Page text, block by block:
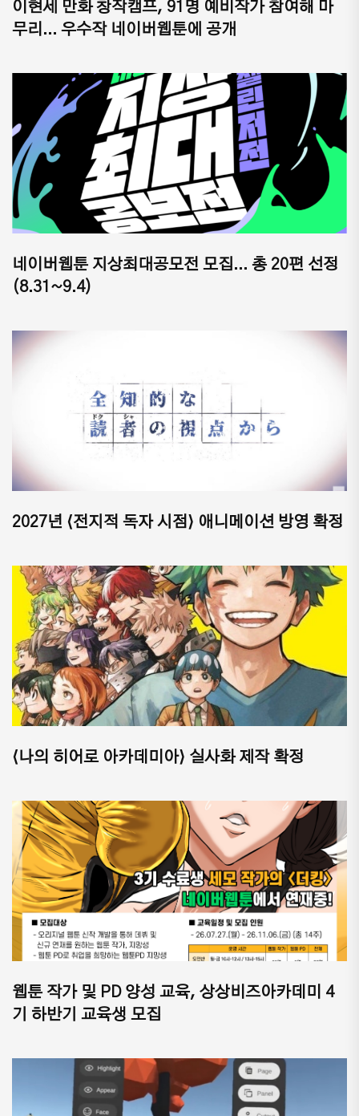
이현세 만화 창작캠프, 91명 예비작가 참여해 마
무리... 우수작 네이버웹툰에 공개
네이버웹툰 지상최대공모전 모집... 총 20편 선정
(8.31~9.4)
2027년 ⟨전지적 독자 시점⟩ 애니메이션 방영 확정
⟨나의 히어로 아카데미아⟩ 실사화 제작 확정
웹툰 작가 및 PD 양성 교육, 상상비즈아카데미 4
기 하반기 교육생 모집